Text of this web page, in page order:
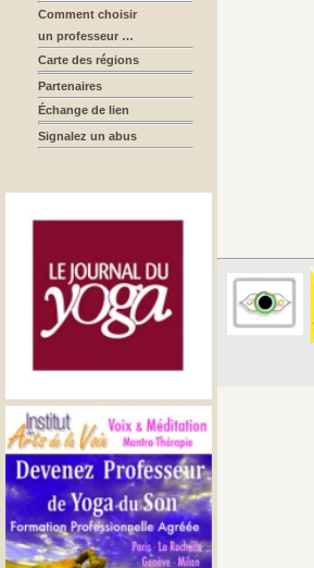
Comment choisir
un professeur …
Carte des régions
Partenaires
Échange de lien
Signalez un abus